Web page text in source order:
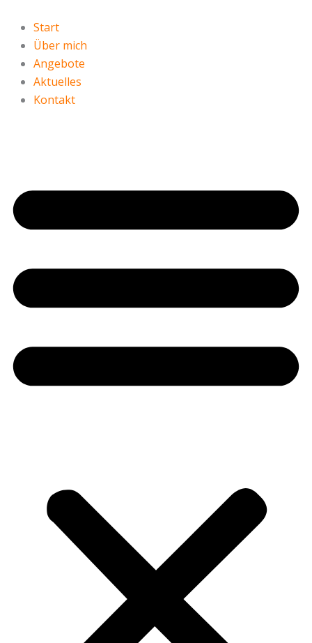
Inhalt
springen
Start
Über mich
Angebote
Aktuelles
Kontakt